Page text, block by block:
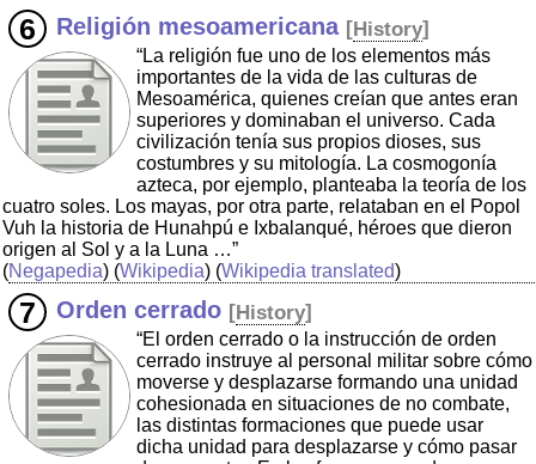
Religión mesoamericana [History]
“La religión fue uno de los elementos más
importantes de la vida de las culturas de
Mesoamérica, quienes creían que antes eran
superiores y dominaban el universo. Cada
civilización tenía sus propios dioses, sus
costumbres y su mitología. La cosmogonía
azteca, por ejemplo, planteaba la teoría de los
cuatro soles. Los mayas, por otra parte, relataban en el Popol
Vuh la historia de Hunahpú e Ixbalanqué, héroes que dieron
origen al Sol y a la Luna …”
(Negapedia) (Wikipedia) (Wikipedia translated)
Orden cerrado [History]
“El orden cerrado o la instrucción de orden
cerrado instruye al personal militar sobre cómo
moverse y desplazarse formando una unidad
cohesionada en situaciones de no combate,
las distintas formaciones que puede usar
dicha unidad para desplazarse y cómo pasar